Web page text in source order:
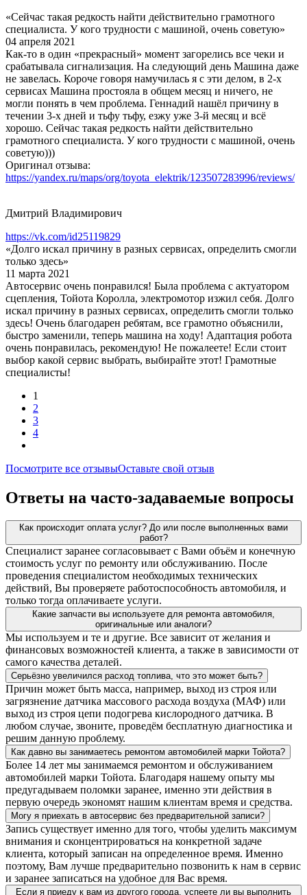
«Сейчас такая редкость найти действительно грамотного
специалиста. У кого трудности с машиной, очень советую»
04 апреля 2021
Как-то в один «прекрасный» момент загорелись все чеки и
срабатывала сигнализация. На следующий день Машина даже
не завелась. Короче говоря намучилась я с эти делом, в 2-х
сервисах Машина простояла в общем месяц и ничего, не
могли понять в чем проблема. Геннадий нашёл причину в
течении 3-х дней и тьфу тьфу, езжу уже 3-й месяц и всё
хорошо. Сейчас такая редкость найти действительно
грамотного специалиста. У кого трудности с машиной, очень
советую)))
Оригинал отзыва:
https://yandex.ru/maps/org/toyota_elektrik/123507283996/reviews/
Дмитрий Владимирович
https://vk.com/id25119829
«Долго искал причину в разных сервисах, определить смогли
только здесь»
11 марта 2021
Автосервис очень понравился! Была проблема с актуатором
сцепления, Тойота Королла, электромотор изжил себя. Долго
искал причину в разных сервисах, определить смогли только
здесь! Очень благодарен ребятам, все грамотно объяснили,
быстро заменили, теперь машина на ходу! Адаптация робота
очень понравилась, рекомендую! Не пожалеете! Если стоит
выбор какой сервис выбрать, выбирайте этот! Грамотные
специалисты!
1
2
3
4
Посмотрите все отзывыОставьте свой отзыв
Ответы на часто-задаваемые вопросы
Как происходит оплата услуг? До или после выполненных вами
работ?
Специалист заранее согласовывает с Вами объём и конечную
стоимость услуг по ремонту или обслуживанию. После
проведения специалистом необходимых технических
действий, Вы проверяете работоспособность автомобиля, и
только тогда оплачиваете услуги.
Какие запчасти вы используете для ремонта автомобиля,
оригинальные или аналоги?
Мы используем и те и другие. Все зависит от желания и
финансовых возможностей клиента, а также в зависимости от
самого качества деталей.
Серьёзно увеличился расход топлива, что это может быть?
Причин может быть масса, например, выход из строя или
загрязнение датчика массового расхода воздуха (МАФ) или
выход из строя цепи подогрева кислородного датчика. В
любом случае, звоните, проведём бесплатную диагностика и
решим данную проблему.
Как давно вы занимаетесь ремонтом автомобилей марки Тойота?
Более 14 лет мы занимаемся ремонтом и обслуживанием
автомобилей марки Тойота. Благодаря нашему опыту мы
предугадываем поломки заранее, именно эти действия в
первую очередь экономят нашим клиентам время и средства.
Могу я приехать в автосервис без предварительной записи?
Запись существует именно для того, чтобы уделить максимум
внимания и сконцентрироваться на конкретной задаче
клиента, который записан на определенное время. Именно
поэтому, Вам лучше предварительно позвонить к нам в сервис
и заранее записаться на удобное для Вас время.
Если я приеду к вам из другого города, успеете ли вы выполнить